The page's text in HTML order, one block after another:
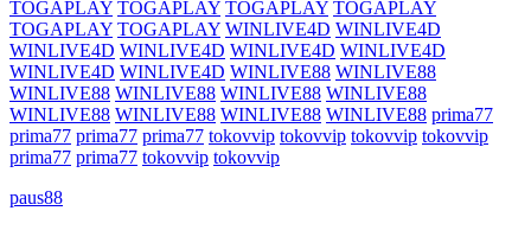
TOGAPLAY TOGAPLAY TOGAPLAY TOGAPLAY
TOGAPLAY TOGAPLAY WINLIVE4D WINLIVE4D
WINLIVE4D WINLIVE4D WINLIVE4D WINLIVE4D
WINLIVE4D WINLIVE4D WINLIVE88 WINLIVE88
WINLIVE88 WINLIVE88 WINLIVE88 WINLIVE88
WINLIVE88 WINLIVE88 WINLIVE88 WINLIVE88 prima77
prima77 prima77 prima77 tokovvip tokovvip tokovvip tokovvip
prima77 prima77 tokovvip tokovvip
paus88